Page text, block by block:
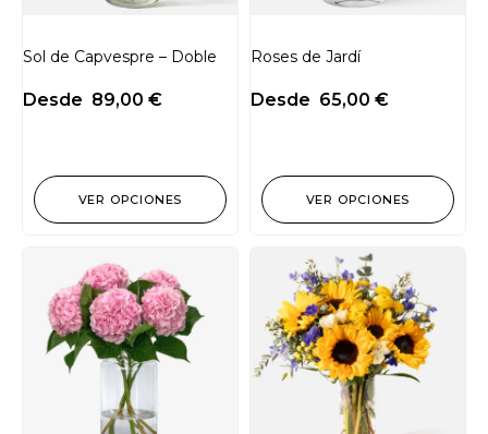
Sol de Capvespre – Doble
Desde 89,00 €
VER OPCIONES
Roses de Jardí
Desde 65,00 €
VER OPCIONES